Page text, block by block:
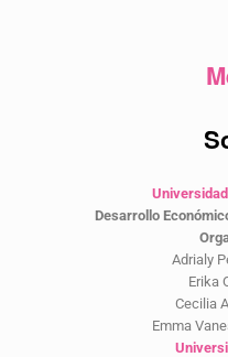
Desarrollo
Adrialy
Erika
Cecilia
Emma